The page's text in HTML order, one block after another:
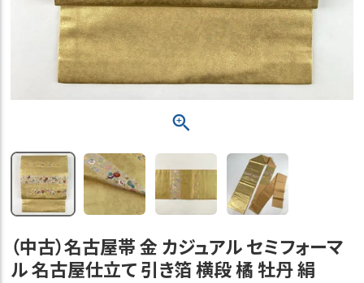
（中古）名古屋帯 金 カジュアル セミフォーマ
ル 名古屋仕立て 引き箔 横段 橘 牡丹 絹